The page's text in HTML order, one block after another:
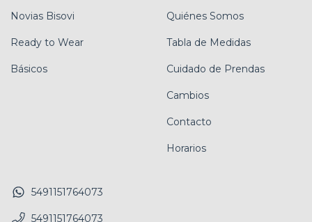
Novias Bisovi
Ready to Wear
Básicos
Quiénes Somos
Tabla de Medidas
Cuidado de Prendas
Cambios
Contacto
Horarios
5491151764073
5491151764073